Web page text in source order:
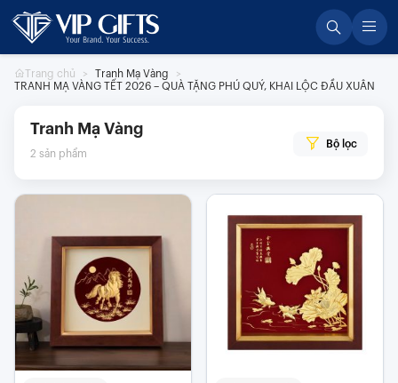
Skip
content
Trang chủ
Tranh Mạ Vàng
TRANH MẠ VÀNG TẾT 2026 – QUÀ TẶNG PHÚ QUÝ, KHAI LỘC ĐẦU XUÂN
Tranh Mạ Vàng
2 sản phẩm
Bộ lọc